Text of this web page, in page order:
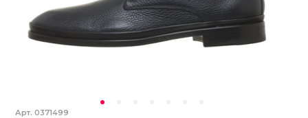
Арт.0371499